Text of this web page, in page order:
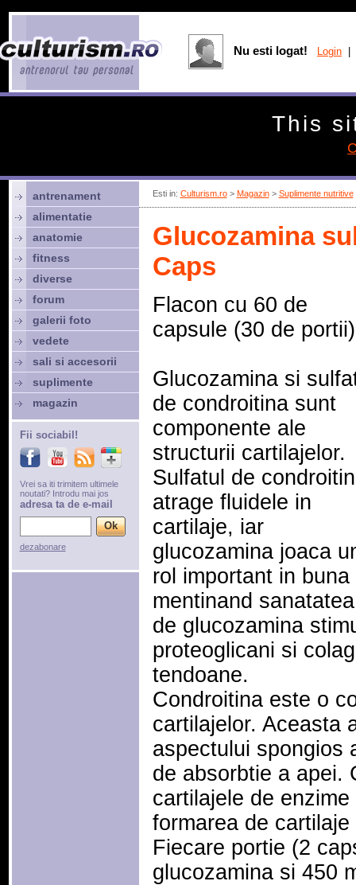
Esti in: Culturism.ro> Magazin> Suplimente nutritive
Glucozamina
Caps
Flacon cu 60 de
capsule (30 de portii)
Glucozamina si
de condroitina sunt
componente ale
structurii cartilajelor.
Sulfatul de
atrage fluidele in
cartilaje, iar
glucozamina joaca
rol important in
mentinand
de glucozamina
proteoglicani si
tendoane.
Condroitina este o
cartilajelor. Aceasta
aspectului spongios
de absorbtie a apei.
cartilajele de
formarea de cartilaje
Fiecare portie (2
glucozamina si 450
antrenament
alimentatie
anatomie
fitness
diverse
forum
galerii foto
vedete
sali si accesorii
suplimente
magazin
Fii sociabil!
Vrei sa iti trimitem ultimele
noutati? Introdu mai jos
adresa ta de e-mail
dezabonare
Nu esti logat! Login
This